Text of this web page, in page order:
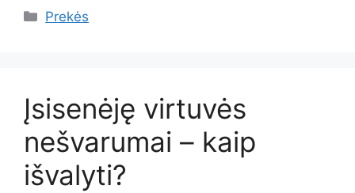
Kategorijos
Prekės
Įsisenėję virtuvės
nešvarumai – kaip
išvalyti?